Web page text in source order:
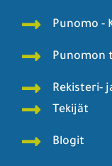
Punomo -
Punomon
Rekisteri-
Tekijät
Blogit